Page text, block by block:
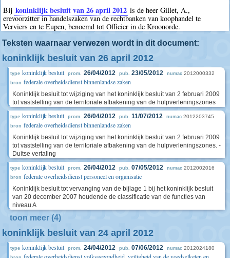
Bij koninklijk besluit van 26 april 2012 is de heer Gillet, A.,
erevoorzitter in handelszaken van de rechtbanken van koophandel te
Verviers en te Eupen, benoemd tot Officier in de Kroonorde.
Teksten waarnaar verwezen wordt in dit document:
koninklijk besluit van 26 april 2012
type koninklijk besluit prom. 26/04/2012 pub. 23/05/2012 numac 2012000332
bron federale overheidsdienst binnenlandse zaken
Koninklijk besluit tot wijziging van het koninklijk besluit van 2 februari 2009
tot vaststelling van de territoriale afbakening van de hulpverleningszones
type koninklijk besluit prom. 26/04/2012 pub. 11/07/2012 numac 2012203745
bron federale overheidsdienst binnenlandse zaken
Koninklijk besluit tot wijziging van het koninklijk besluit van 2 februari 2009
tot vaststelling van de territoriale afbakening van de hulpverleningszones. -
Duitse vertaling
type koninklijk besluit prom. 26/04/2012 pub. 07/05/2012 numac 2012002016
bron federale overheidsdienst personeel en organisatie
Koninklijk besluit tot vervanging van de bijlage 1 bij het koninklijk besluit
van 20 december 2007 houdende de classificatie van de functies van
niveau A
toon meer (4)
koninklijk besluit van 24 april 2012
type koninklijk besluit prom. 24/04/2012 pub. 07/06/2012 numac 2012024180
federale overheidsdienst volksgezondheid, veiligheid van de voedselketen en